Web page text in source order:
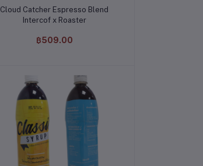
หยิบใส่ตะกร้า
Cloud Catcher Espresso Blend
Intercof x Roaster
฿509.00